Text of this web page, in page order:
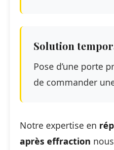
Solution
Pose d’une porte
de commander
Notre expertise en
après effraction